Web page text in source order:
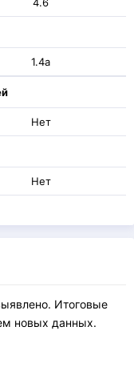
1.4a
Нет
Нет
Итоговые
новых данных.